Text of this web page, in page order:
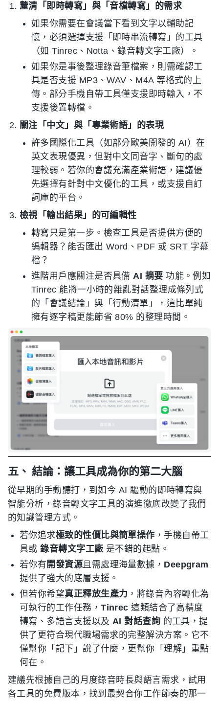
釐清「即時轉寫」與「音檔轉寫」的需求
如果你需要在會議當下看到文字以輔助記
憶，必須選擇支援「即時串流轉寫」的工具
（如 Tinrec、Notta、錄音轉文字工廠）。
如果你是事後整理錄音筆檔案，則需確認工
具是否支援 MP3、WAV、M4A 等格式的上
傳。部分手機自帶工具僅支援即時輸入，不
支援後置轉檔。
關注「中文」與「專業術語」的表現
許多國際化工具（如部分歐美開發的 AI）在
英文表現優異，但對中文同音字、斷句的處
理較弱。若你的會議充滿產業術語，建議優
先選擇有針對中文優化的工具，或支援自訂
詞庫的平台。
檢視「輸出結果」的可編輯性
轉寫只是第一步。檢查工具是否提供方便的
編輯器？能否匯出 Word、PDF 或 SRT 字幕
檔？
進階用戶應關注是否具備 AI 摘要 功能。例如
Tinrec 能將一小時的雜亂對話整理成條列式
的「會議結論」與「行動清單」，這比單純
擁有逐字稿更能節省 80% 的整理時間。
五、 結論：讓工具成為你的第二大腦
從早期的手動聽打，到如今 AI 驅動的即時轉寫與
智能分析，錄音轉文字工具的演進徹底改變了我們
的知識管理方式。
若你追求極致的性價比與簡單操作 ，手機自帶工
具或錄音轉文字工廠 是不錯的起點。
若你有 開發資源 且需處理海量數據， Deepgram
提供了強大的底層支援。
但若你希望真正釋放生產力 ，將錄音內容轉化為
可執行的工作任務，Tinrec 這類結合了高精度
轉寫、多語言支援以及 AI 對話查詢 的工具，提
供了更符合現代職場需求的完整解決方案。它不
僅幫你「記下」說了什麼，更幫你「理解」重點
何在。
建議先根據自己的月度錄音時長與語言需求，試用
各工具的免費版本，找到最契合你工作節奏的那一